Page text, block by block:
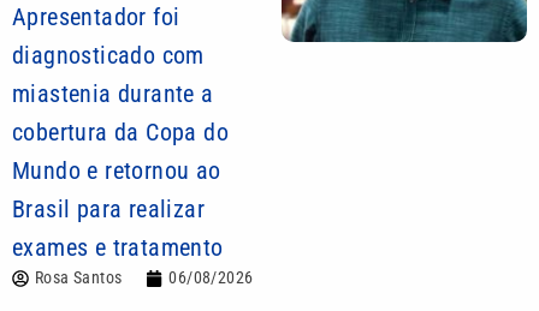
Apresentador foi
diagnosticado com
miastenia durante a
cobertura da Copa do
Mundo e retornou ao
Brasil para realizar
exames e tratamento
Rosa Santos 06/08/2026